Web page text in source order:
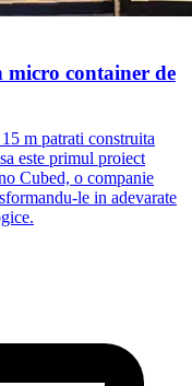
container de
m patrati construita
este primul proiect
Cubed, o companie
le in adevarate